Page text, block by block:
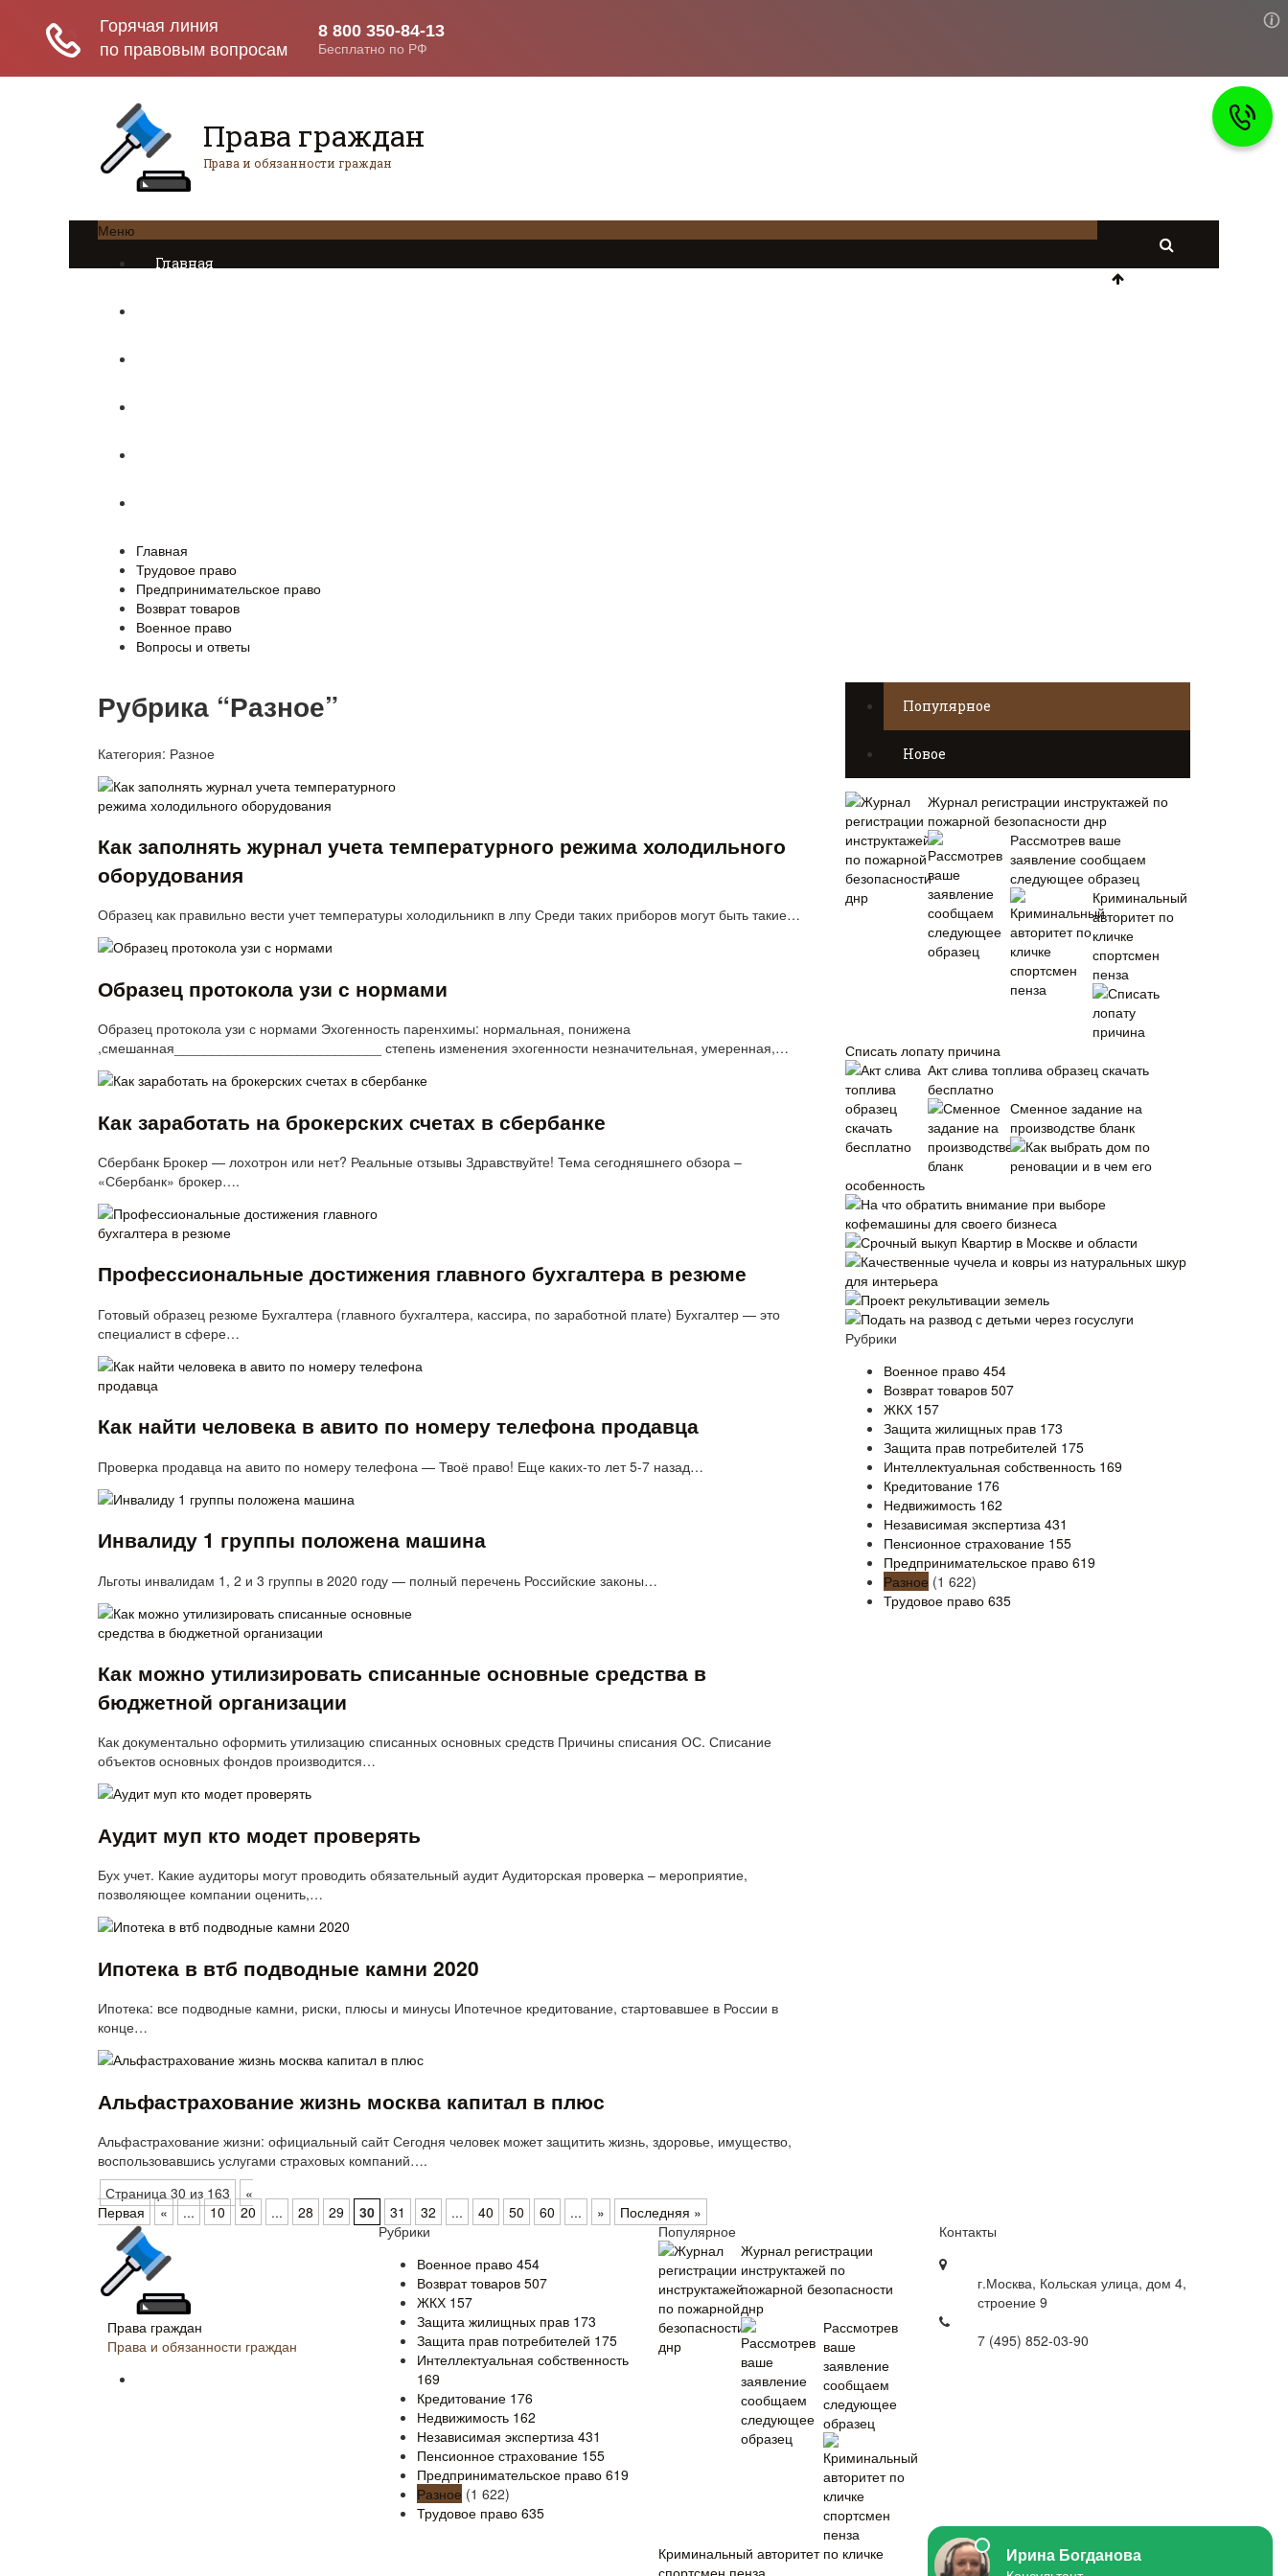
Права граждан
Права и обязанности граждан
Меню
Главная
Главная
Трудовое право
Предпринимательское право
Возврат товаров
Военное право
Вопросы и ответы
Рубрика “Разное”
Категория: Разное
Как заполнять журнал учета температурного режима холодильного
оборудования
Образец как правильно вести учет температуры холодильникп в лпу Среди таких приборов могут быть такие…
Образец протокола узи с нормами
Образец протокола узи с нормами Эхогенность паренхимы: нормальная, понижена
,смешанная___________________________ степень изменения эхогенности незначительная, умеренная,…
Как заработать на брокерских счетах в сбербанке
Сбербанк Брокер — лохотрон или нет? Реальные отзывы Здравствуйте! Тема сегодняшнего обзора –
«Сбербанк» брокер….
Профессиональные достижения главного бухгалтера в резюме
Готовый образец резюме Бухгалтера (главного бухгалтера, кассира, по заработной плате) Бухгалтер — это
специалист в сфере…
Как найти человека в авито по номеру телефона продавца
Проверка продавца на авито по номеру телефона — Твоё право! Еще каких-то лет 5-7 назад…
Инвалиду 1 группы положена машина
Льготы инвалидам 1, 2 и 3 группы в 2020 году — полный перечень Российские законы…
Как можно утилизировать списанные основные средства в
бюджетной организации
Как документально оформить утилизацию списанных основных средств Причины списания ОС. Списание
объектов основных фондов производится…
Аудит муп кто модет проверять
Бух учет. Какие аудиторы могут проводить обязательный аудит Аудиторская проверка – мероприятие,
позволяющее компании оценить,…
Ипотека в втб подводные камни 2020
Ипотека: все подводные камни, риски, плюсы и минусы Ипотечное кредитование, стартовавшее в России в
конце…
Альфастрахование жизнь москва капитал в плюс
Альфастрахование жизни: официальный сайт Сегодня человек может защитить жизнь, здоровье, имущество,
воспользовавшись услугами страховых компаний….
Страница 30 из 163
«
Первая
« ... 10 20 ... 28 29 30 31 32 ... 40 50 60 ... » Последняя »
Популярное
Новое
Журнал регистрации инструктажей по
пожарной безопасности днр
Рассмотрев ваше
заявление сообщаем
следующее образец
Криминальный
авторитет по
кличке
спортсмен
пенза
Списать лопату причина
Акт слива топлива образец скачать
бесплатно
Сменное задание на
производстве бланк
Как выбрать дом по
реновации и в чем его
особенность
На что обратить внимание при выборе
кофемашины для своего бизнеса
Срочный выкуп Квартир в Москве и области
Качественные чучела и ковры из натуральных шкур
для интерьера
Проект рекультивации земель
Подать на развод с детьми через госуслуги
Рубрики
Военное право 454
Возврат товаров 507
ЖКХ 157
Защита жилищных прав 173
Защита прав потребителей 175
Интеллектуальная собственность 169
Кредитование 176
Недвижимость 162
Независимая экспертиза 431
Пенсионное страхование 155
Предпринимательское право 619
Разное (1 622)
Трудовое право 635
Права граждан
Права и обязанности граждан
Рубрики
Военное право 454
Возврат товаров 507
ЖКХ 157
Защита жилищных прав 173
Защита прав потребителей 175
Интеллектуальная собственность
169
Кредитование 176
Недвижимость 162
Независимая экспертиза 431
Пенсионное страхование 155
Предпринимательское право 619
Разное (1 622)
Трудовое право 635
Популярное
Журнал регистрации
инструктажей по
пожарной безопасности
днр
Рассмотрев
ваше
заявление
сообщаем
следующее
образец
Криминальный авторитет по кличке
спортсмен пенза
Контакты
г.Москва, Кольская улица, дом 4,
строение 9
7 (495) 852-03-90